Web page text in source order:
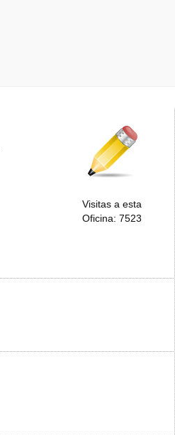
Visitas a esta
Oficina: 7523